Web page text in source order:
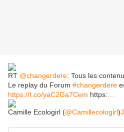
RT @changerdere: Tous les
Le replay du Forum #changerdere
https://t.co/yaC2Ga7Cem https:
Camille Ecologirl (@Camillecologirl)